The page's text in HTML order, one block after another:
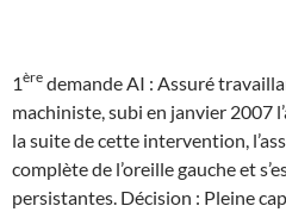
1ère demande AI : Assuré
machiniste, subi en janvier 2007
la suite de cette intervention,
complète de l’oreille gauche et
persistantes. Décision : Pleine